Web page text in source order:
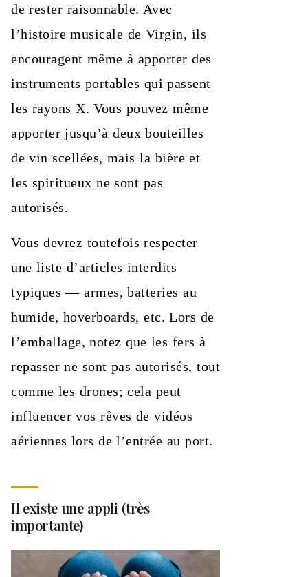
de rester raisonnable. Avec
l’histoire musicale de Virgin, ils
encouragent même à apporter des
instruments portables qui passent
les rayons X. Vous pouvez même
apporter jusqu’à deux bouteilles
de vin scellées, mais la bière et
les spiritueux ne sont pas
autorisés.
Vous devrez toutefois respecter
une liste d’articles interdits
typiques — armes, batteries au
humide, hoverboards, etc. Lors de
l’emballage, notez que les fers à
repasser ne sont pas autorisés, tout
comme les drones; cela peut
influencer vos rêves de vidéos
aériennes lors de l’entrée au port.
Il existe une appli (très
importante)